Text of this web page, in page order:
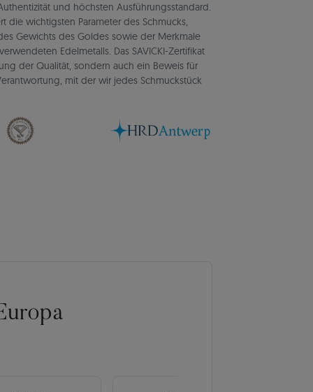
und höchsten Ausführungsstandard.
die wichtigsten Parameter des Schmucks,
Gewichts des Goldes sowie der Merkmale
Edelmetalls. Das SAVICKI-Zertifikat
der Qualität, sondern auch ein Beweis für
mit der wir jedes Schmuckstück